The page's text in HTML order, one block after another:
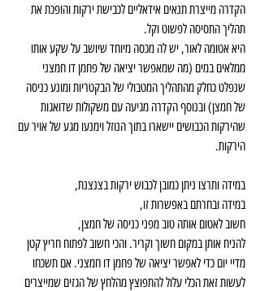
הקדרה מייצרת תנאים אידאליים לכבישת ירקות והופכת את
תהליך התסיסה לפשוט וקל.
היא אטומה לאור, יש לה מכסה מיוחד שיושב על שקע אותו
ממלאים במים (מה שמאפשר יציאה של פחמן דו חמצני
שנפלט כחלק מהתהליך המטבולי של הבקטריות ומונע כניסה
של חמצן) ובנוסף הקדרה מגיעה עם משקולות שדואגות
שהירקות הכבושים יישארו בתוך הנוזל וימנעו מגע של אויר עם
הירקות.
במידה ותרצו ניתן כמובן לכבוש ירקות בצנצנת,
במידה ובחרתם באפשרות זו,
חשוב לאטום אותה טוב מפני כניסה של חמצן,
להניח אותן במקום חשוך וקריר. והכי חשוב לפתוח חריץ קטן
מדיי יום כדי לאפשר יציאה של פחמן דו חמצני. אם תשכחו
לעשות זאת הכלי עלול להתפוצץ מהלחץ של הגזים שמייצרים